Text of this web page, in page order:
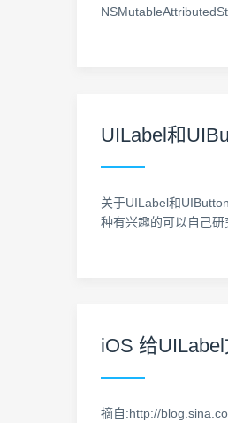
UILabel和
关于UILabel和
种有兴趣的可以自己
iOS 给
摘自:http://